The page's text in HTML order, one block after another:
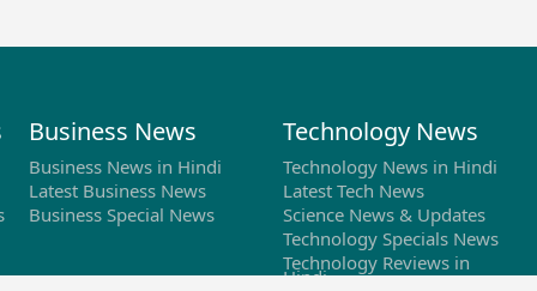
Business News
Business News in Hindi
Latest Business News
Business Special News
Technology News
Technology News in Hindi
Latest Tech News
Science News & Updates
Technology Specials News
Technology Reviews in
Hindi